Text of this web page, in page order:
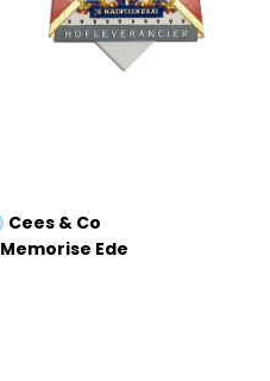
Cees & Co
Memorise Ede